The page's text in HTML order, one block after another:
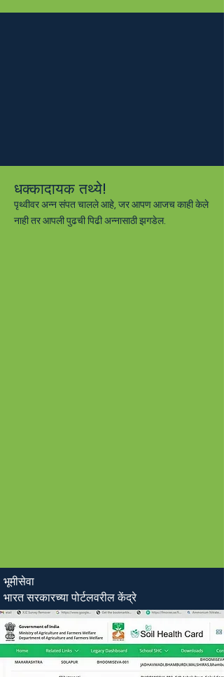
धक्कादायक तथ्ये!
पृथ्वीवर अन्न संपत चालले आहे, जर आपण आजच काही केले
नाही तर आपली पुढची पिढी अन्नासाठी झगडेल.
भूमीसेवा
भारत सरकारच्या पोर्टलवरील केंद्रे